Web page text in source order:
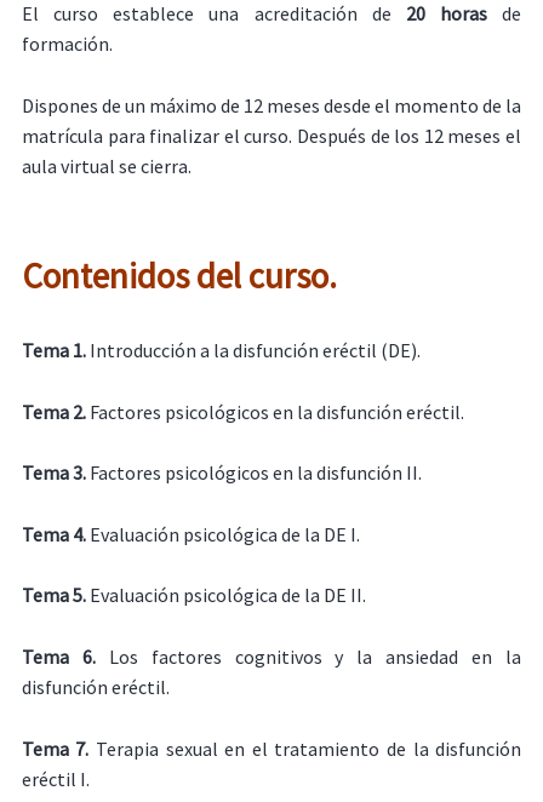
El curso establece una acreditación de 20 horasde
formación.
Dispones de un máximo de 12 meses desde el momento de la
matrícula para finalizar el curso. Después de los 12 meses el
aula virtual se cierra.
Contenidos del curso.
Tema 1. Introducción a la disfunción eréctil (DE).
Tema 2. Factores psicológicos en la disfunción eréctil.
Tema 3. Factores psicológicos en la disfunción II.
Tema 4. Evaluación psicológica de la DE I.
Tema 5.Evaluación psicológica de la DE II.
Tema 6. Los factores cognitivos y la ansiedad en la
disfunción eréctil.
Tema 7. Terapia sexual en el tratamiento de la disfunción
eréctil I.